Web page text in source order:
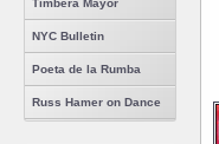
Timbera Mayor
NYC Bulletin
Poeta de la Rumba
Russ Hamer on Dance